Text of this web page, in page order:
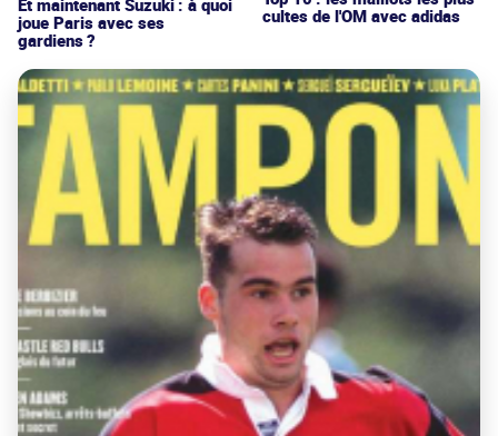
joue Paris avec ses
gardiens ?
cultes de l'OM avec adidas